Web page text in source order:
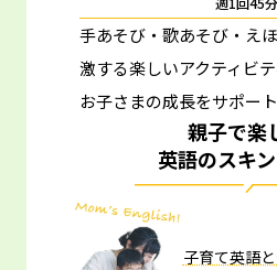
手あそび・歌あそび・え
激する楽しいアクティビテ
お子さまの成長をサポート
親子で楽
英語のスキ
子育て英語と